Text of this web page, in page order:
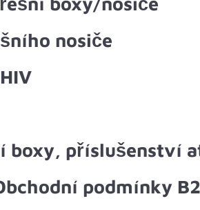
nosiče
boxy, příslušenství
podmínky